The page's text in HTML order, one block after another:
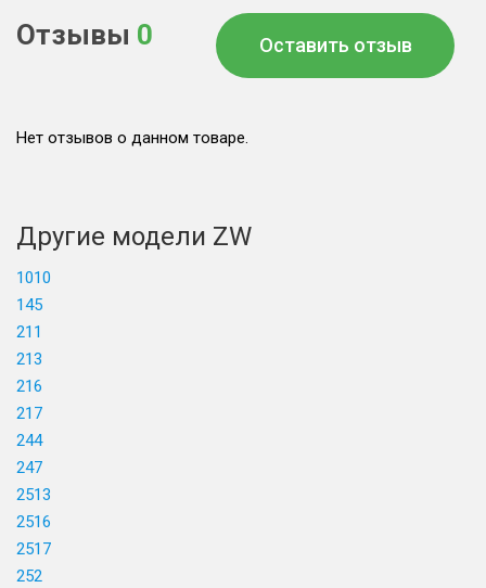
Отзывы 0 Оставить отзыв
Нет отзывов о данном товаре.
Другие модели ZW
1010
145
211
213
216
217
244
247
2513
2516
2517
252